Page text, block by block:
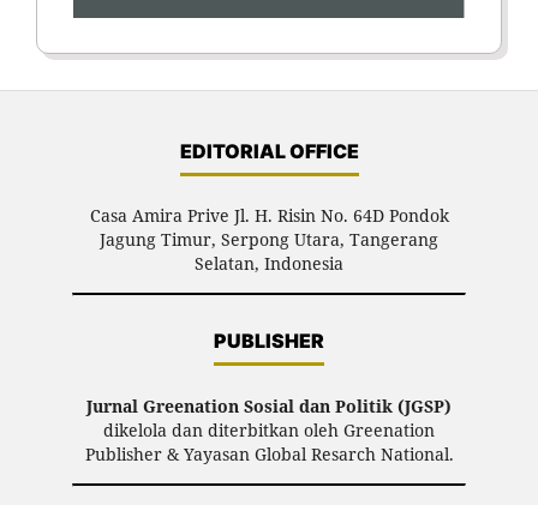
EDITORIAL OFFICE
Casa Amira Prive Jl. H. Risin No. 64D Pondok
Jagung Timur, Serpong Utara, Tangerang
Selatan, Indonesia
PUBLISHER
Jurnal Greenation Sosial dan Politik (JGSP)
dikelola dan diterbitkan oleh Greenation
Publisher & Yayasan Global Resarch National.